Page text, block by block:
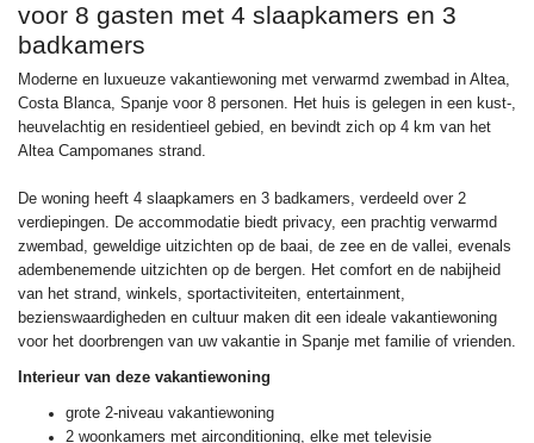
voor 8 gasten met 4 slaapkamers en 3
badkamers
Moderne en luxueuze vakantiewoning met verwarmd zwembad in Altea,
Costa Blanca, Spanje voor 8 personen. Het huis is gelegen in een kust-,
heuvelachtig en residentieel gebied, en bevindt zich op 4 km van het
Altea Campomanes strand.
De woning heeft 4 slaapkamers en 3 badkamers, verdeeld over 2
verdiepingen. De accommodatie biedt privacy, een prachtig verwarmd
zwembad, geweldige uitzichten op de baai, de zee en de vallei, evenals
adembenemende uitzichten op de bergen. Het comfort en de nabijheid
van het strand, winkels, sportactiviteiten, entertainment,
bezienswaardigheden en cultuur maken dit een ideale vakantiewoning
voor het doorbrengen van uw vakantie in Spanje met familie of vrienden.
Interieur van deze vakantiewoning
grote 2-niveau vakantiewoning
2 woonkamers met airconditioning, elke met televisie